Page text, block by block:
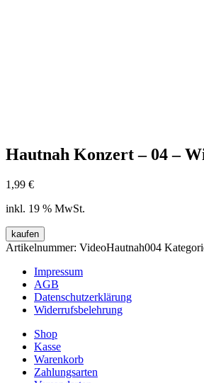
Hautnah Konzert – 04 –
1,99 €
inkl. 19 % MwSt.
kaufen
Artikelnummer: VideoHautnah004
Impressum
AGB
Datenschutzerklärung
Widerrufsbelehrung
Shop
Kasse
Warenkorb
Zahlungsarten